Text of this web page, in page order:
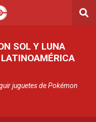
SOL Y LUNA
juguetes de Pokémon